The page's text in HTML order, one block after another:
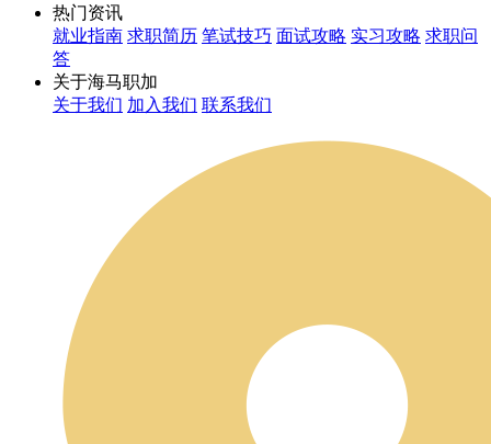
热门资讯
就业指南 求职简历 笔试技巧 面试攻略 实习攻略 求职问
答
关于海马职加
关于我们 加入我们 联系我们